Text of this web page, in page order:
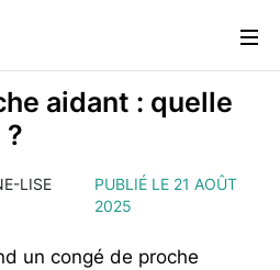
aidant : quelle
LISE
PUBLIÉ LE 21 AOÛT
2025
un congé de proche